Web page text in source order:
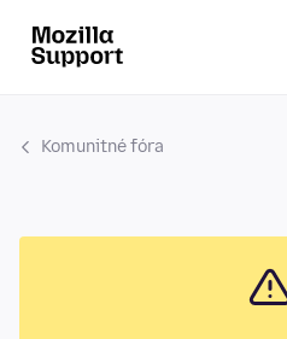
Komunitné fóra